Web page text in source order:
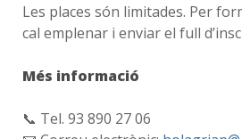
Les places són limitades. Per
cal emplenar i enviar el full
Més informació
📞 Tel. 93 890 27 06